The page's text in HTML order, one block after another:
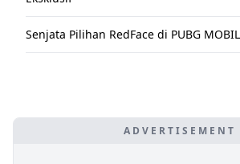
Senjata Pilihan RedFace di PUBG
ADVERTISEMENT